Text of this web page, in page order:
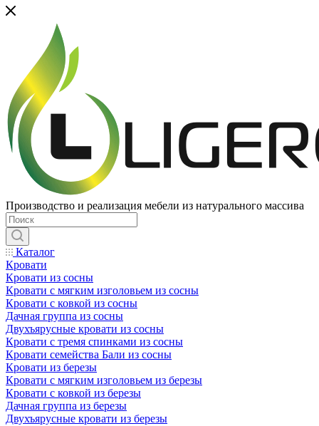
Производство и реализация мебели из натурального массива
Каталог
Кровати
Кровати из сосны
Кровати с мягким изголовьем из сосны
Кровати с ковкой из сосны
Дачная группа из сосны
Двухъярусные кровати из сосны
Кровати с тремя спинками из сосны
Кровати семейства Бали из сосны
Кровати из березы
Кровати с мягким изголовьем из березы
Кровати с ковкой из березы
Дачная группа из березы
Двухъярусные кровати из березы